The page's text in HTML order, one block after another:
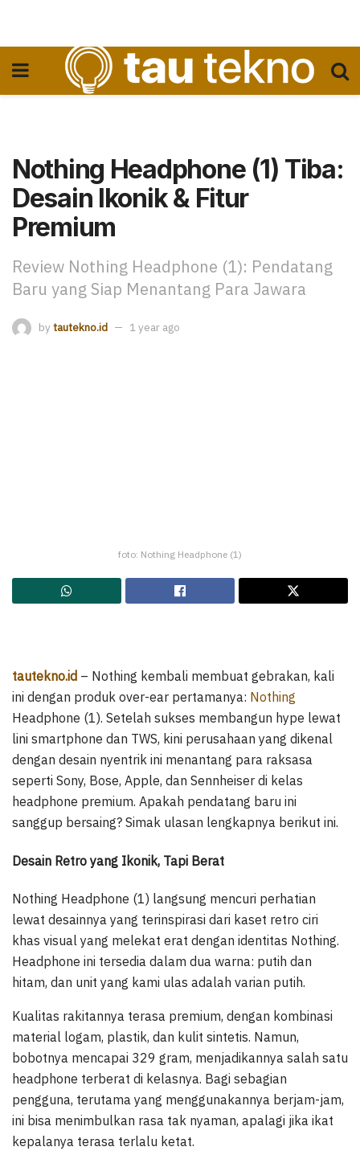
Nothing Headphone (1) Tiba:
Desain Ikonik & Fitur
Premium
Review Nothing Headphone (1): Pendatang
Baru yang Siap Menantang Para Jawara
by tautekno.id 1 year ago
foto: Nothing Headphone (1)
tautekno.id – Nothing kembali membuat gebrakan, kali
ini dengan produk over-ear pertamanya: Nothing
Headphone (1). Setelah sukses membangun hype lewat
lini smartphone dan TWS, kini perusahaan yang dikenal
dengan desain nyentrik ini menantang para raksasa
seperti Sony, Bose, Apple, dan Sennheiser di kelas
headphone premium. Apakah pendatang baru ini
sanggup bersaing? Simak ulasan lengkapnya berikut ini.
Desain Retro yang Ikonik, Tapi Berat
Nothing Headphone (1) langsung mencuri perhatian
lewat desainnya yang terinspirasi dari kaset retro ciri
khas visual yang melekat erat dengan identitas Nothing.
Headphone ini tersedia dalam dua warna: putih dan
hitam, dan unit yang kami ulas adalah varian putih.
Kualitas rakitannya terasa premium, dengan kombinasi
material logam, plastik, dan kulit sintetis. Namun,
bobotnya mencapai 329 gram, menjadikannya salah satu
headphone terberat di kelasnya. Bagi sebagian
pengguna, terutama yang menggunakannya berjam-jam,
ini bisa menimbulkan rasa tak nyaman, apalagi jika ikat
kepalanya terasa terlalu ketat.